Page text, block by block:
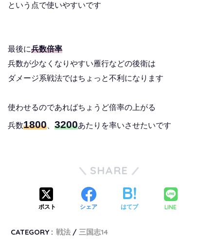
という点で使いやすいです
最後に兵数倍率
兵数が少なくなりやすい雁行などの後衛は
ダメージ系戦法ではちょっと不利になります
使わせるのであればちょうど倍率の上がる
兵数1800 3200あたりを率いさせたいです
SHARE
ポスト シェア はてブ LINE
CATEGORY : 戦法 三国志14